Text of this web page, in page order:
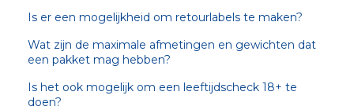
Is er een mogelijkheid om retourlabels te maken?
Wat zijn de maximale afmetingen en gewichten dat
een pakket mag hebben?
Is het ook mogelijk om een leeftijdscheck 18+ te
doen?